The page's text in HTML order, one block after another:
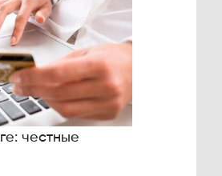
честные